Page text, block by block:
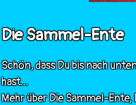
Die Sammel-Ente
Schön, dass Du bis nach
hast...
Mehr über Die Sammel-Ente,